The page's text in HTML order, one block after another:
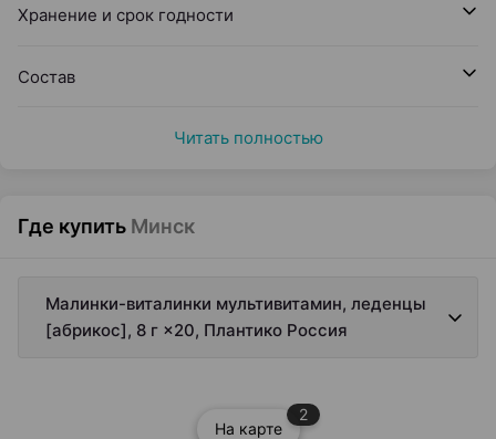
Хранение и срок годности
Состав
Читать полностью
Где купить Минск
Малинки-виталинки мультивитамин, леденцы
[абрикос], 8 г ×20, Плантико Россия
На карте
2